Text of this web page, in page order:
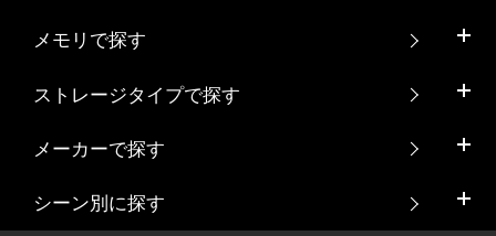
メモリで探す
ストレージタイプで探す
メーカーで探す
シーン別に探す